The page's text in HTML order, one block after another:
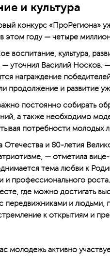
и культура
конкурс «ПроРегиона»
этом году — четыре
воспитание, культура,
— уточнил Василий Носков.
награждение
продолжение и развитие
постоянно собирать
а также необходимо
потребности молодых
и 80-летия
— отметила
тема любви к
профессионального
где можно достигать
передвижниками и людьми,
к открытиям и
молодежь активно